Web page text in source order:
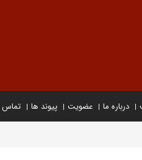
درباره ما عضویت پیوند ها تماس